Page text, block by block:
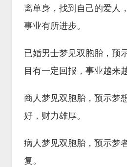
离单身，找到自己的爱人
事业有所进步。
已婚男士梦见双胞胎，预
目有一定回报，事业越来
商人梦见双胞胎，预示梦
好，财力雄厚。
病人梦见双胞胎，预示梦
复。